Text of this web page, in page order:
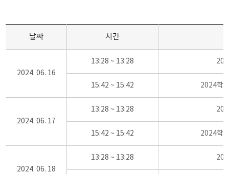
날짜 시간
2024. 06. 16
13:28 ~ 13:28
15:42 ~ 15:42 2024학
2024. 06. 17
13:28 ~ 13:28
15:42 ~ 15:42 2024학
2024. 06. 18
13:28 ~ 13:28